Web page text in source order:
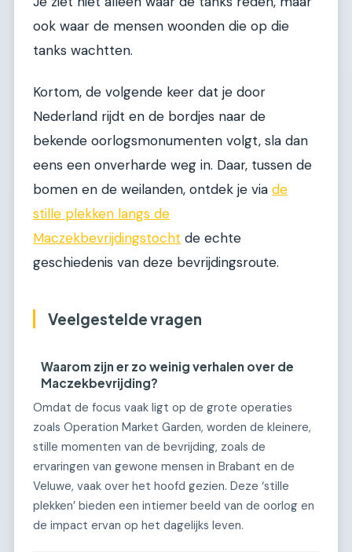
ook waar de mensen woonden die op die
tanks wachtten.
Kortom, de volgende keer dat je door
Nederland rijdt en de bordjes naar de
bekende oorlogsmonumenten volgt, sla dan
eens een onverharde weg in. Daar, tussen de
bomen en de weilanden, ontdek je via de
stille plekken langs de
Maczekbevrijdingstocht de echte
geschiedenis van deze bevrijdingsroute.
Veelgestelde vragen
Waarom zijn er zo weinig verhalen over de
Maczekbevrijding?
Omdat de focus vaak ligt op de grote operaties
zoals Operation Market Garden, worden de kleinere,
stille momenten van de bevrijding, zoals de
ervaringen van gewone mensen in Brabant en de
Veluwe, vaak over het hoofd gezien. Deze ‘stille
plekken’ bieden een intiemer beeld van de oorlog en
de impact ervan op het dagelijks leven.